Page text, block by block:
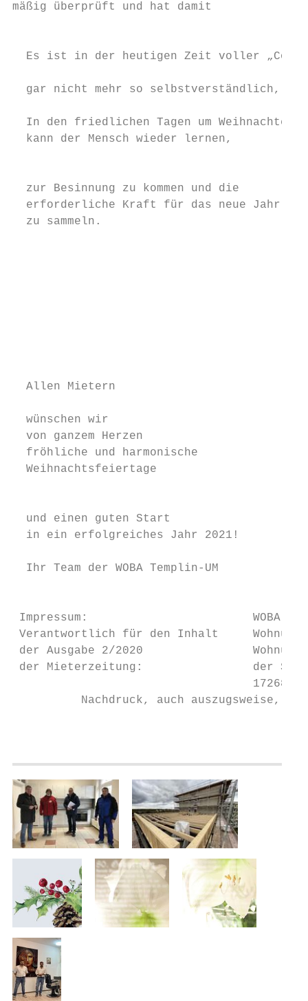
mäßig überprüft und hat damit
Es ist in der heutigen Zeit voller
gar nicht mehr so selbstverständlich,
In den friedlichen Tagen um Weihnachten
kann der Mensch wieder lernen,
  zur Besinnung zu kommen und die
  erforderliche Kraft für das neue Jahr
zu sammeln.
  Allen Mietern
wünschen wir
von ganzem Herzen
  fröhliche und harmonische
  Weihnachtsfeiertage
und einen guten Start
in ein erfolgreiches Jahr 2021!
Ihr Team der WOBA Templin-UM
Impressum:                        WOBA
Verantwortlich für den Inhalt
der Ausgabe 2/2020
der Mieterzeitung:                der
17268
Nachdruck, auch auszugsweise,